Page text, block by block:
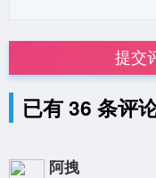
提交
已有 36 条评
阿拽